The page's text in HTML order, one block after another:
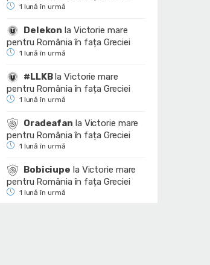
1 lună în urmă
Delekon la Victorie mare
pentru România în fața Greciei
1 lună în urmă
#LLKBlaVictorie mare
pentru România în fața Greciei
1 lună în urmă
Oradeafan la Victorie mare
pentru România în fața Greciei
1 lună în urmă
Bobiciupe la Victorie mare
pentru România în fața Greciei
1 lună în urmă